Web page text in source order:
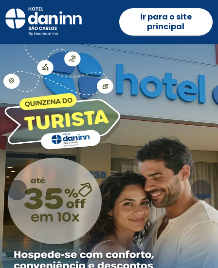
ir para o site
principal